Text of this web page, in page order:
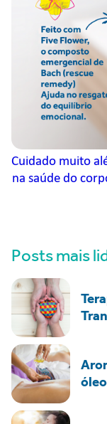
Cuidado muito
na saúde do
Posts mais